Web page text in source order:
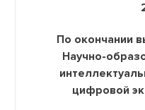
По окончании
Научно-
цифровой